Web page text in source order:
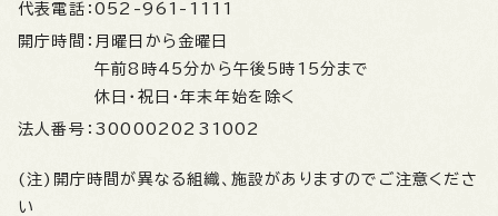
代表電話： 052-961-1111
開庁時間： 月曜日から金曜日
午前8時45分から午後5時15分まで
休日・祝日・年末年始を除く
法人番号： 3000020231002
(注)開庁時間が異なる組織、施設がありますのでご注意くださ
い